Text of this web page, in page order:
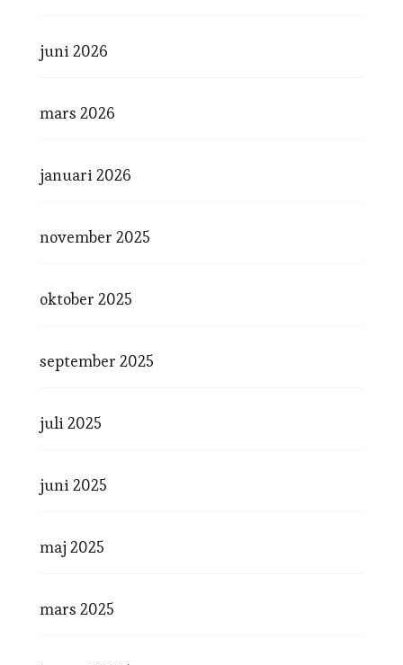
juni 2026
mars 2026
januari 2026
november 2025
oktober 2025
september 2025
juli 2025
juni 2025
maj 2025
mars 2025